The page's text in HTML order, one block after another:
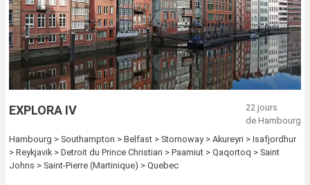
EXPLORA IV
22 jours
de Hambourg
Hambourg > Southampton > Belfast > Stornoway > Akureyri > Isafjordhur
> Reykjavik > Detroit du Prince Christian > Paamiut > Qaqortoq > Saint
Johns > Saint-Pierre (Martinique) > Quebec